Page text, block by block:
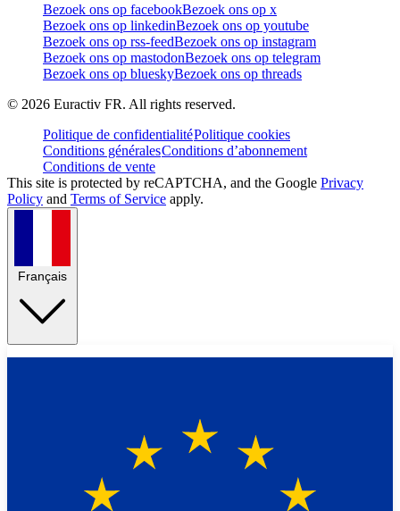
Bezoek ons op facebookBezoek ons op x
Bezoek ons op linkedinBezoek ons op youtube
Bezoek ons op rss-feedBezoek ons op instagram
Bezoek ons op mastodonBezoek ons op telegram
Bezoek ons op blueskyBezoek ons op threads
© 2026 Euractiv FR. All rights reserved.
Politique de confidentialitéPolitique cookies
Conditions généralesConditions d’abonnement
Conditions de vente
This site is protected by reCAPTCHA, and the Google Privacy
Policy and Terms of Service apply.
Français